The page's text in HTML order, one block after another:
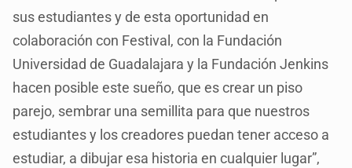
sus estudiantes y de esta oportunidad en
colaboración con Festival, con la Fundación
Universidad de Guadalajara y la Fundación Jenkins
hacen posible este sueño, que es crear un piso
parejo, sembrar una semillita para que nuestros
estudiantes y los creadores puedan tener acceso a
estudiar, a dibujar esa historia en cualquier lugar”,